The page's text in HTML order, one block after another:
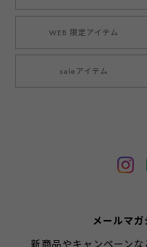
WEB 限定アイテム
saleアイテム
メールマ